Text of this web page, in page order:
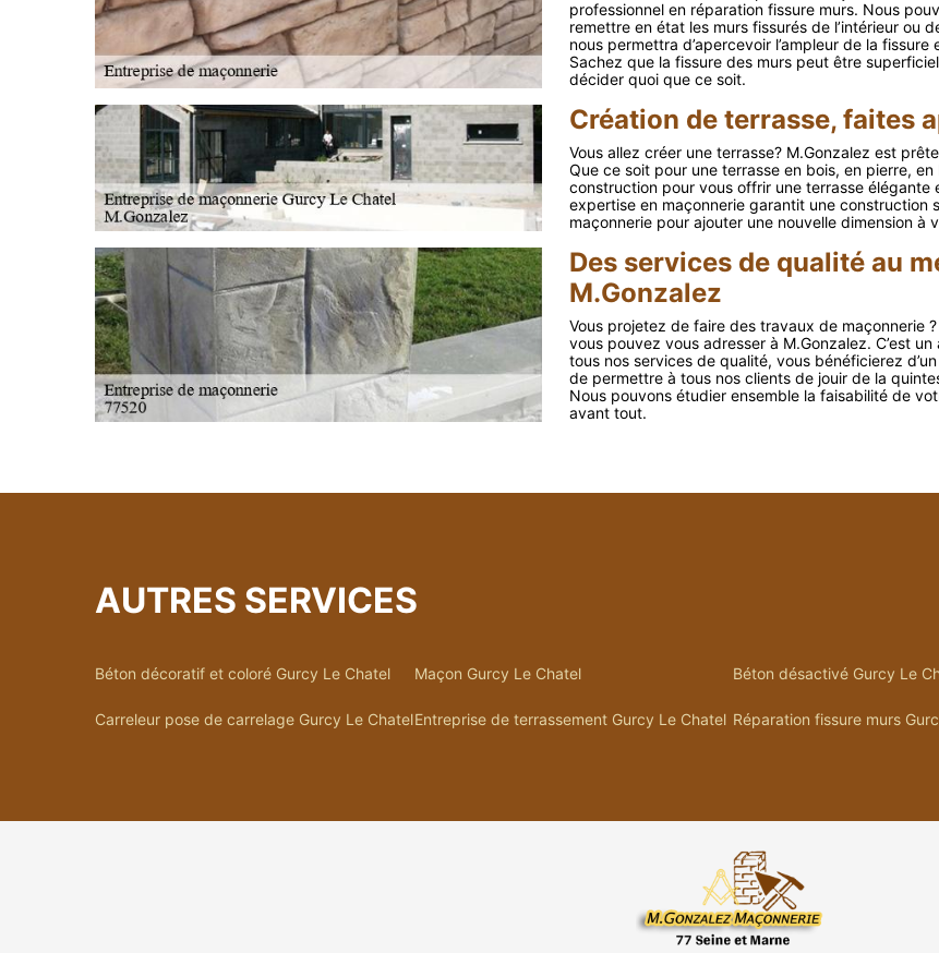
professionnel en réparation fissure murs. Nous
remettre en état les murs fissurés de l’intérieur ou
nous permettra d’apercevoir l’ampleur de la
Sachez que la fissure des murs peut être
décider quoi que ce soit.
Création de terrasse, faites
Vous allez créer une terrasse? M.Gonzalez est
Que ce soit pour une terrasse en bois, en pierre,
construction pour vous offrir une terrasse élégante
expertise en maçonnerie garantit une construction
maçonnerie pour ajouter une nouvelle dimension à
Des services de qualité au
M.Gonzalez
Vous projetez de faire des travaux de maçonnerie
vous pouvez vous adresser à M.Gonzalez. C’est
tous nos services de qualité, vous bénéficierez
de permettre à tous nos clients de jouir de la
Nous pouvons étudier ensemble la faisabilité de
avant tout.
AUTRES SERVICES
Béton décoratif et coloré Gurcy Le Chatel Maçon Gurcy Le Chatel Béton désactivé Gurcy Le
Carreleur pose de carrelage Gurcy Le ChatelEntreprise de terrassement Gurcy Le Chatel Réparation fissure murs